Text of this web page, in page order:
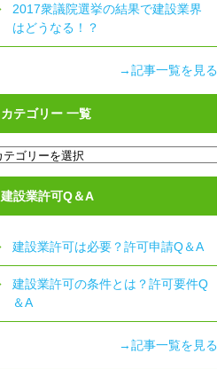
2017衆議院選挙の結果で建設業界
はどうなる！？
→記事一覧を見る
カテゴリー 一覧
建設業許可Q＆A
建設業許可は必要？許可申請Q＆A
建設業許可の条件とは？許可要件Q
＆A
→記事一覧を見る